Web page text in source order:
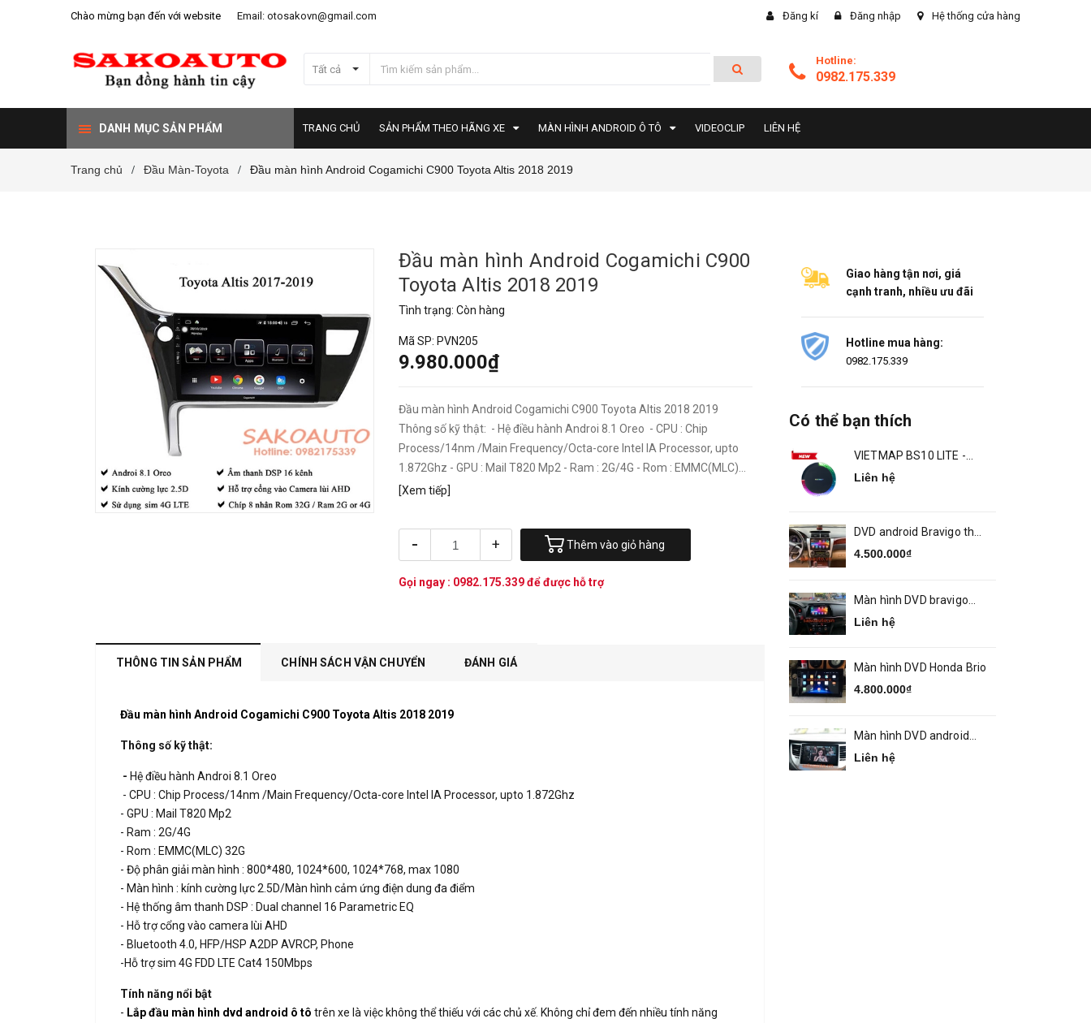
Chào mừng bạn đến với website Email: otosakovn@gmail.com Đăng kí Đăng nhập Hệ thống cửa hàng
Tất cả
Hotline:
0982.175.339
DANH MỤC SẢN PHẨM TRANG CHỦ SẢN PHẨM THEO HÃNG XE MÀN HÌNH ANDROID Ô TÔ VIDEOCLIP LIÊN HỆ
Trang chủ / Đầu Màn-Toyota / Đầu màn hình Android Cogamichi C900 Toyota Altis 2018 2019
Đầu màn hình Android Cogamichi C900
Toyota Altis 2018 2019
Tình trạng: Còn hàng
Mã SP: PVN205
9.980.000₫
Đầu màn hình Android Cogamichi C900 Toyota Altis 2018 2019
Thông số kỹ thật: - Hệ điều hành Androi 8.1 Oreo - CPU : Chip
Process/14nm /Main Frequency/Octa-core Intel IA Processor, upto
1.872Ghz - GPU : Mail T820 Mp2 - Ram : 2G/4G - Rom : EMMC(MLC)...
[Xem tiếp]
- + Thêm vào giỏ hàng
Gọi ngay : 0982.175.339để được hỗ trợ
THÔNG TIN SẢN PHẨM CHÍNH SÁCH VẬN CHUYỂN ĐÁNH GIÁ
Đầu màn hình Android Cogamichi C900 Toyota Altis 2018 2019
Thông số kỹ thật:
- Hệ điều hành Androi 8.1 Oreo
- CPU : Chip Process/14nm /Main Frequency/Octa-core Intel IA Processor, upto 1.872Ghz
- GPU : Mail T820 Mp2
- Ram : 2G/4G
- Rom : EMMC(MLC) 32G
- Độ phân giải màn hình : 800*480, 1024*600, 1024*768, max 1080
- Màn hình : kính cường lực 2.5D/Màn hình cảm ứng điện dung đa điểm
- Hệ thống âm thanh DSP : Dual channel 16 Parametric EQ
- Hỗ trợ cổng vào camera lùi AHD
- Bluetooth 4.0, HFP/HSP A2DP AVRCP, Phone
-Hỗ trợ sim 4G FDD LTE Cat4 150Mbps
Tính năng nổi bật
- Lắp đầu màn hình dvd android ô tô trên xe là việc không thể thiếu với các chủ xế. Không chỉ đem đến nhiều tính năng
Giao hàng tận nơi, giá
cạnh tranh, nhiều ưu đãi
Hotline mua hàng:
0982.175.339
Có thể bạn thích
VIETMAP BS10 LITE -
ANDROID BOX Ô TÔ
Liên hệ
DVD android Bravigo theo
xe Camry 2014 2018
4.500.000₫
Màn hình DVD bravigo
theo xe MAZDA 6
Liên hệ
Màn hình DVD Honda Brio
4.800.000₫
Màn hình DVD android
Bravigo Tucson
Liên hệ